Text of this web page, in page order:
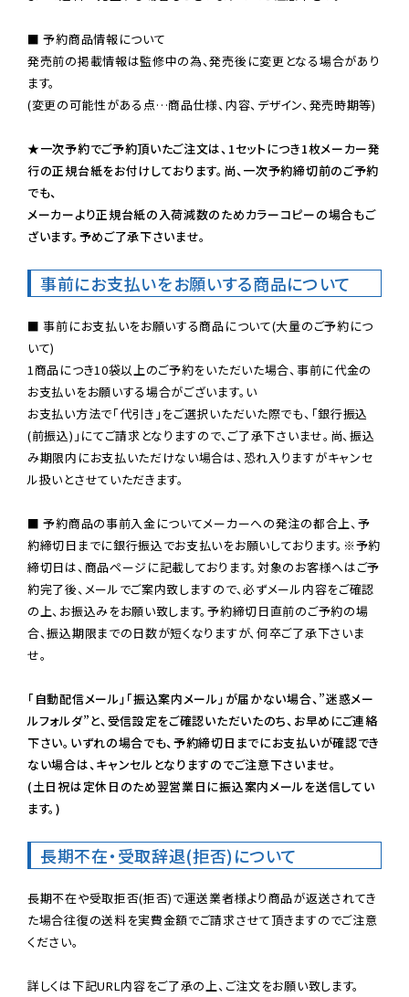
■ 予約商品情報について
発売前の掲載情報は監修中の為、発売後に変更となる場合があり
ます。
(変更の可能性がある点…商品仕様、内容、デザイン、発売時期等)
★一次予約でご予約頂いたご注文は、1セットにつき1枚メーカー発
行の正規台紙をお付けしております。尚、一次予約締切前のご予約
でも、
メーカーより正規台紙の入荷減数のためカラーコピーの場合もご
ざいます。予めご了承下さいませ。
事前にお支払いをお願いする商品について
■ 事前にお支払いをお願いする商品について(大量のご予約につ
いて)
1商品につき10袋以上のご予約をいただいた場合、事前に代金の
お支払いをお願いする場合がございます。い
お支払い方法で「代引き」をご選択いただいた際でも、「銀行振込
(前振込)」にてご請求となりますので、ご了承下さいませ。尚、振込
み期限内にお支払いただけない場合は、恐れ入りますがキャンセ
ル扱いとさせていただきます。
■ 予約商品の事前入金についてメーカーへの発注の都合上、予
約締切日までに銀行振込でお支払いをお願いしております。※予約
締切日は、商品ページに記載しております。対象のお客様へはご予
約完了後、メールでご案内致しますので、必ずメール内容をご確認
の上、お振込みをお願い致します。予約締切日直前のご予約の場
合、振込期限までの日数が短くなりますが、何卒ご了承下さいま
せ。
「自動配信メール」「振込案内メール」が届かない場合、”迷惑メー
ルフォルダ”と、受信設定をご確認いただいたのち、お早めにご連絡
下さい。いずれの場合でも、予約締切日までにお支払いが確認でき
ない場合は、キャンセルとなりますのでご注意下さいませ。
(土日祝は定休日のため翌営業日に振込案内メールを送信してい
ます。)
長期不在・受取辞退(拒否)について
長期不在や受取拒否(拒否)で運送業者様より商品が返送されてき
た場合往復の送料を実費金額でご請求させて頂きますのでご注意
ください。